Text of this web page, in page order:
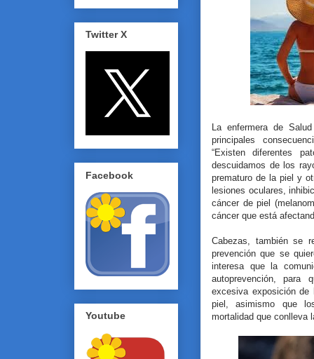
La enfermera de
principales
“Existen diferentes
descuidamos de los
prematuro de la piel y
lesiones oculares,
cáncer de piel
cáncer que está
Cabezas, también se
prevención que se
interesa que la
autoprevención,
excesiva exposición
piel, asimismo que
mortalidad que conlleva
Twitter X
Facebook
Youtube